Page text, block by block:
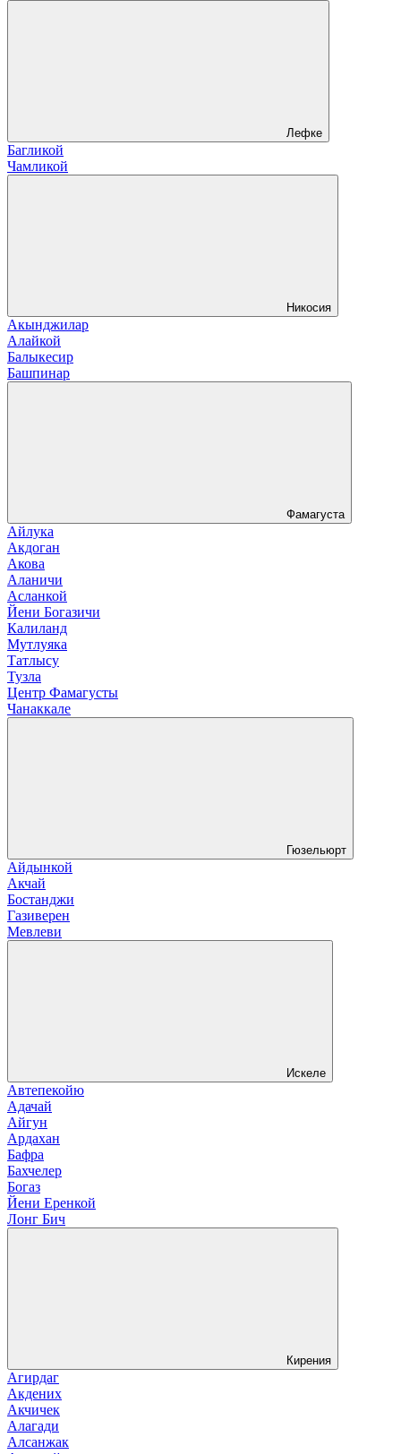
Лефке
Багликой
Чамликой
Никосия
Акынджилар
Алайкой
Балыкесир
Башпинар
Фамагуста
Айлука
Акдоган
Акова
Аланичи
Асланкой
Йени Богазичи
Калиланд
Мутлуяка
Татлысу
Тузла
Центр Фамагусты
Чанаккале
Гюзельюрт
Айдынкой
Акчай
Бостанджи
Газиверен
Мевлеви
Искеле
Автепекойю
Адачай
Айгун
Ардахан
Бафра
Бахчелер
Богаз
Йени Еренкой
Лонг Бич
Кирения
Агирдаг
Акдених
Акчичек
Алагади
Алсанжак